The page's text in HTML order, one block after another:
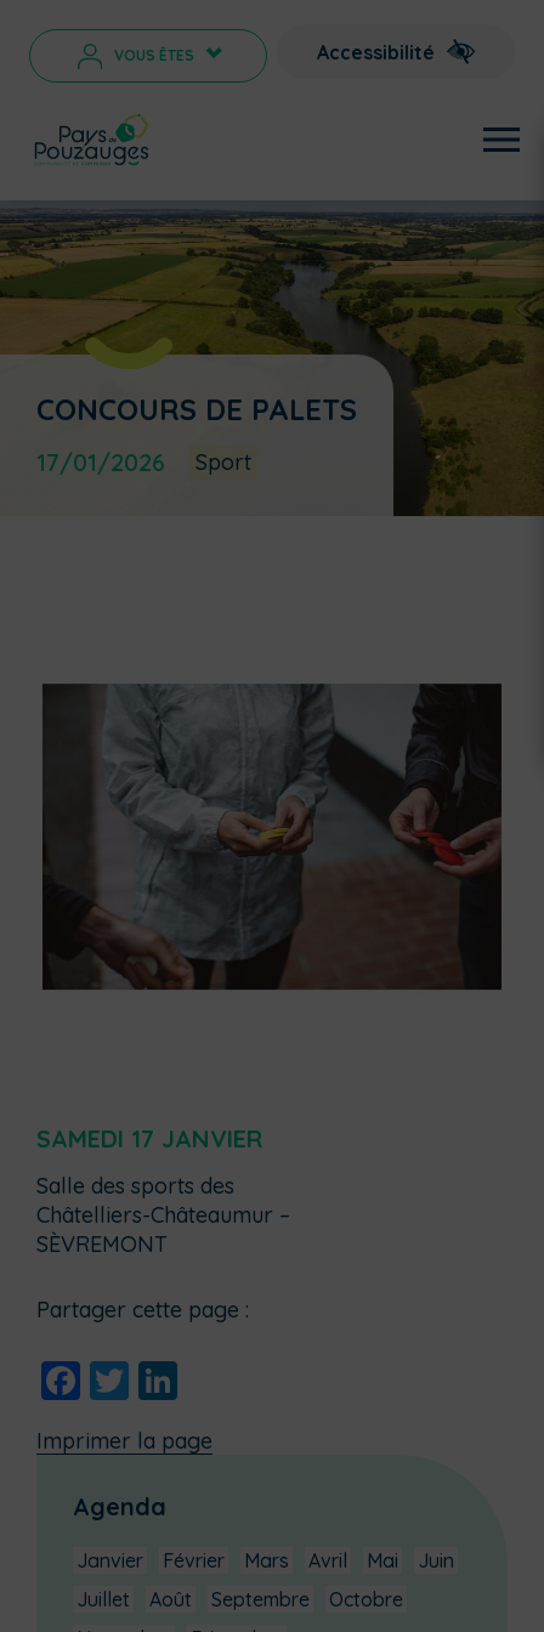
VOUS ÊTES > Accessibilité
CONCOURS DE PALETS
17/01/2026 Sport
SAMEDI 17 JANVIER
Salle des sports des
Châtelliers-Châteaumur –
SÈVREMONT
Partager cette page :
Facebook
Twitter
Imprimer la page
Agenda
Janvier Février Mars Avril Mai
Juin
Juillet
Août Septembre
Octobre